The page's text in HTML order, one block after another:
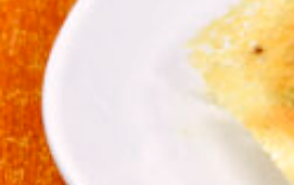
おすすめの展覧会